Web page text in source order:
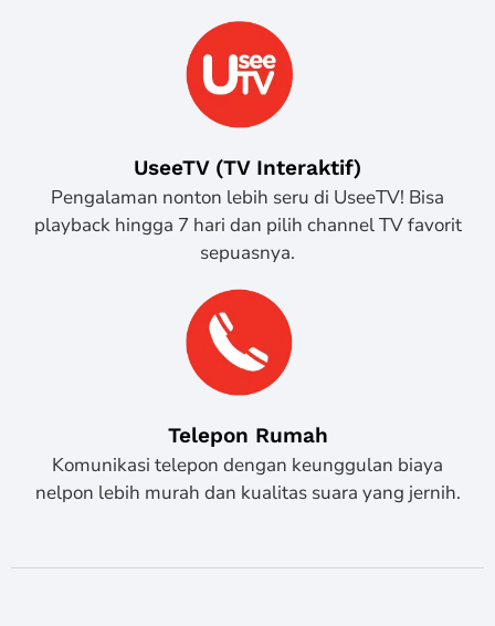
UseeTV (TV Interaktif)
Pengalaman nonton lebih seru di UseeTV! Bisa
playback hingga 7 hari dan pilih channel TV favorit
sepuasnya.
Telepon Rumah
Komunikasi telepon dengan keunggulan biaya
nelpon lebih murah dan kualitas suara yang jernih.